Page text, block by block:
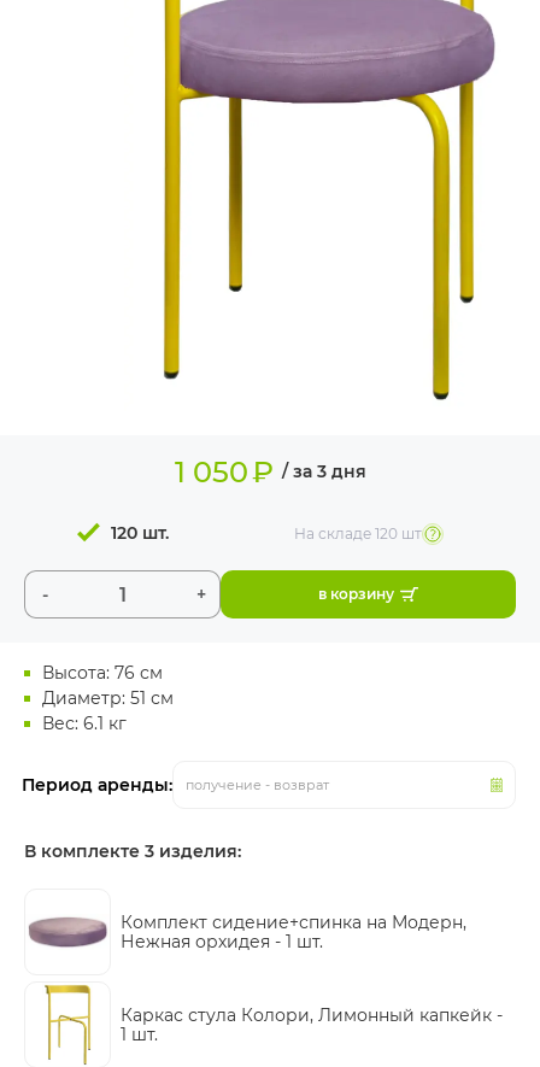
Высота: 76 см
Диаметр: 51 см
Вес: 6.1 кг
Период аренды: получение - возврат
1 050₽ / за 3 дня
- +
120 шт. На складе 120 шт
в корзину
В комплекте 3 изделия:
Комплект сидение+спинка на Модерн,
Нежная орхидея - 1 шт.
Каркас стула Колори, Лимонный капкейк -
1 шт.